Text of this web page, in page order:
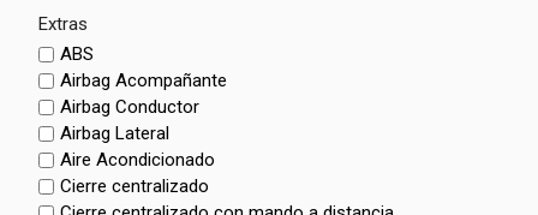
Extras
ABS
Airbag Acompañante
Airbag Conductor
Airbag Lateral
Aire Acondicionado
Cierre centralizado